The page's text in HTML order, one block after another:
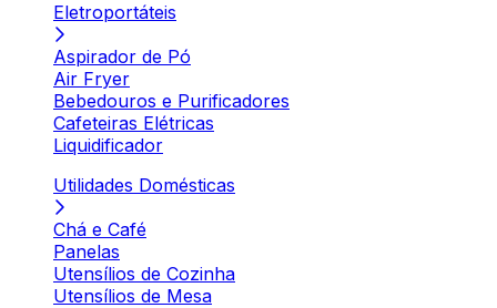
Eletroportáteis
Aspirador de Pó
Air Fryer
Bebedouros e Purificadores
Cafeteiras Elétricas
Liquidificador
Utilidades Domésticas
Chá e Café
Panelas
Utensílios de Cozinha
Utensílios de Mesa